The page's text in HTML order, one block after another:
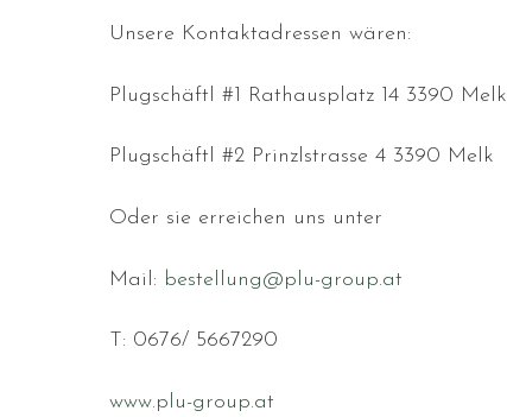
Unsere Kontaktadressen wären:
Plugschäftl #1 Rathausplatz 14 3390 Melk
Plugschäftl #2 Prinzlstrasse 4 3390 Melk
Oder sie erreichen uns unter
Mail: bestellung@plu-group.at
T: 0676/ 5667290
www.plu-group.at